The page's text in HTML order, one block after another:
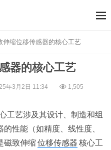
伸缩位移传感器的核心工艺
器的核心工艺
年3月2日 11:34 1,505
工艺涉及其设计、制造和组
性能（如精度、线性度、
磁致伸缩位移传感器 核心工